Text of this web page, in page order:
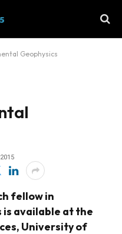
Geophysics
fellow in
is available at the
University of